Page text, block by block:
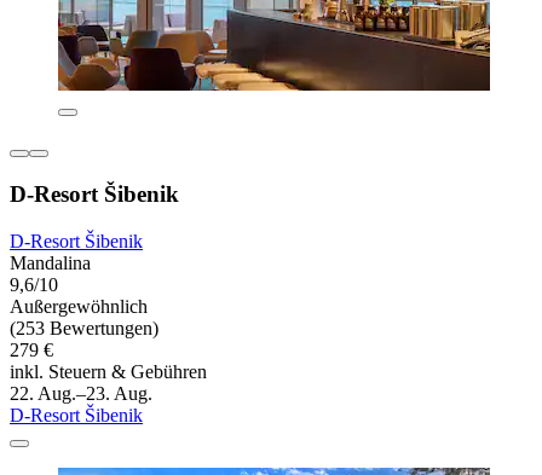
D-Resort Šibenik
D-Resort Šibenik
Mandalina
9,6/10
Außergewöhnlich
(253 Bewertungen)
279 €
inkl. Steuern & Gebühren
22. Aug.–23. Aug.
D-Resort Šibenik